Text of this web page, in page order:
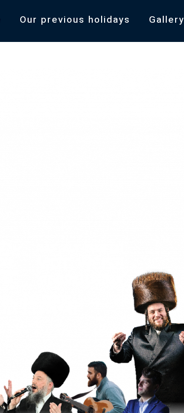
Our previous holidays Gallery